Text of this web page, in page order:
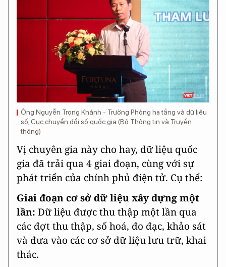
Ông Nguyễn Trọng Khánh - Trưởng Phòng hạ tầng và dữ liệu
số, Cục chuyển đổi số quốc gia (Bộ Thông tin và Truyền
thông)
Vị chuyên gia này cho hay, dữ liệu quốc
gia đã trải qua 4 giai đoạn, cùng với sự
phát triển của chính phủ điện tử. Cụ thể:
Giai đoạn cơ sở dữ liệu xây dựng một
lần: Dữ liệu được thu thập một lần qua
các đợt thu thập, số hoá, đo đạc, khảo sát
và đưa vào các cơ sở dữ liệu lưu trữ, khai
thác.